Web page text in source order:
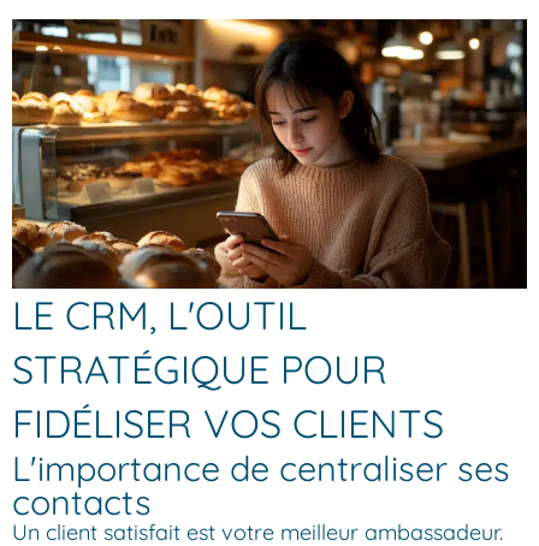
LE CRM, L'OUTIL
STRATÉGIQUE POUR
FIDÉLISER VOS CLIENTS
L'importance de centraliser ses
contacts
Un client satisfait est votre meilleur ambassadeur.